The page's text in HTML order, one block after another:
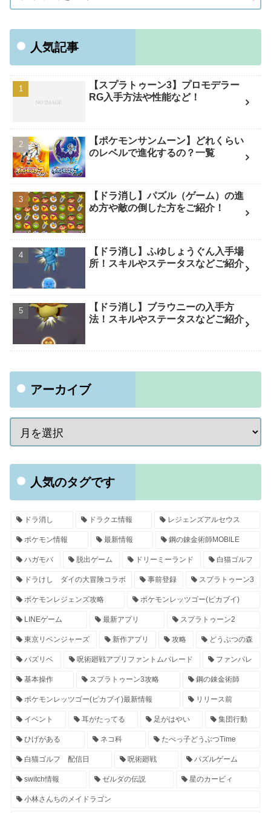
人気記事
【スプラトゥーン3】プロモデラー
RG入手方法や性能など！
【ポケモンサンムーン】どれくらい
のレベルで進化するの？一覧
【ドラ消し】パズル（ゲーム）の進
め方や敵の倒した方をご紹介！
【ドラ消し】ふゆしょうぐん入手場
所！スキルやステータスなどご紹介
【ドラ消し】ブラウニーの入手方
法！スキルやステータスなどご紹介
アーカイブ
人気のタグです
ドラ消し ドラクエ情報 レジェンズアルセウス
ポケモン情報 最新情報 鋼の錬金術師MOBILE
ハガモバ 脱出ゲーム ドリーミーランド 白猫ゴルフ
ドラけし ダイの大冒険コラボ 事前登録 スプラトゥーン3
ポケモンレジェンズ攻略 ポケモンレッツゴー(ピカブイ)
LINEゲーム 最新アプリ スプラトゥーン2
東京リベンジャーズ 新作アプリ 攻略 どうぶつの森
パズリベ 呪術廻戦アプリファントムパレード ファンパレ
基本操作 スプラトゥーン3攻略 鋼の錬金術師
ポケモンレッツゴー(ピカブイ)最新情報 リリース前
イベント 耳がたってる 足がはやい 集団行動
ひげがある ネコ科 たべっ子どうぶつTime
白猫ゴルフ 配信日 呪術廻戦 パズルゲーム
switch情報 ゼルダの伝説 星のカービィ
小林さんちのメイドラゴン